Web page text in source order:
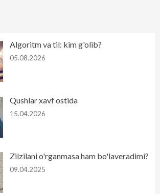
Algoritm va til: kim g'olib?
05.08.2026
Qushlar xavf ostida
15.04.2026
Zilzilani o'rganmasa ham bo'laveradimi?
09.04.2025